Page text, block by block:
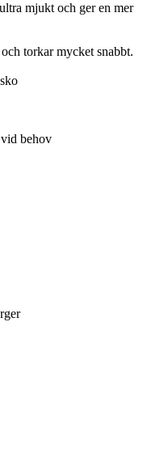
mjukt och ger en mer
torkar mycket snabbt.
behov